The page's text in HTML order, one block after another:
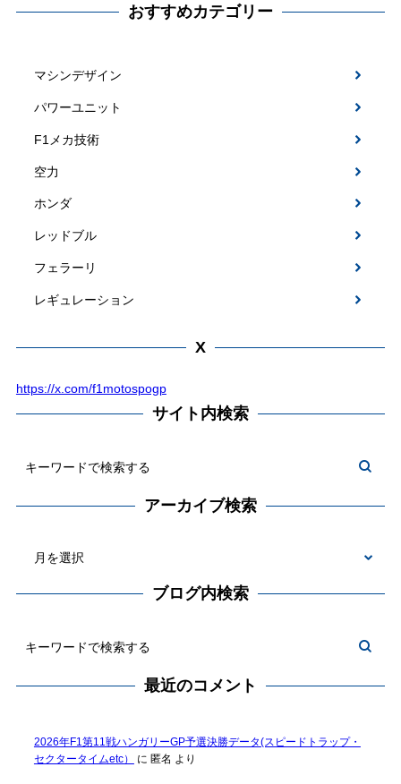
おすすめカテゴリー
マシンデザイン
パワーユニット
F1メカ技術
空力
ホンダ
レッドブル
フェラーリ
レギュレーション
X
https://x.com/f1motospogp
サイト内検索
アーカイブ検索
ブログ内検索
最近のコメント
2026年F1第11戦ハンガリーGP予選決勝データ(スピードトラップ・
セクタータイムetc）
に 匿名 より